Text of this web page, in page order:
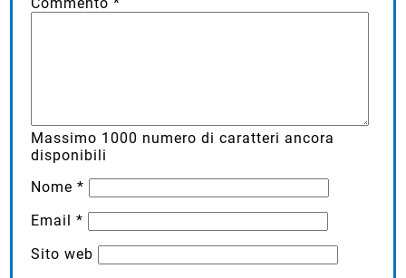
Massimo 1000 numero di caratteri ancora
disponibili
Nome*
Email*
Sito web